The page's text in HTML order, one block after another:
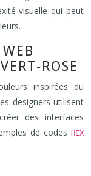
visuelle qui peut
ROSE
inspirées du
designers utilisent
des interfaces
de codes
HEX